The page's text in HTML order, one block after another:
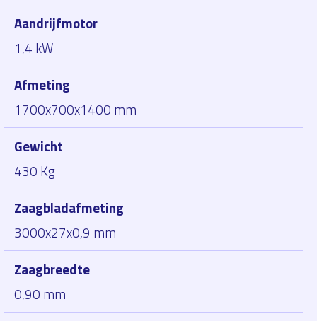
Aandrijfmotor
1,4 kW
Afmeting
1700x700x1400 mm
Gewicht
430 Kg
Zaagbladafmeting
3000x27x0,9 mm
Zaagbreedte
0,90 mm